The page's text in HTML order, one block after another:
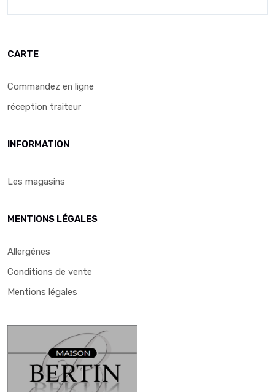
CARTE
Commandez en ligne
réception traiteur
INFORMATION
Les magasins
MENTIONS LÉGALES
Allergènes
Conditions de vente
Mentions légales